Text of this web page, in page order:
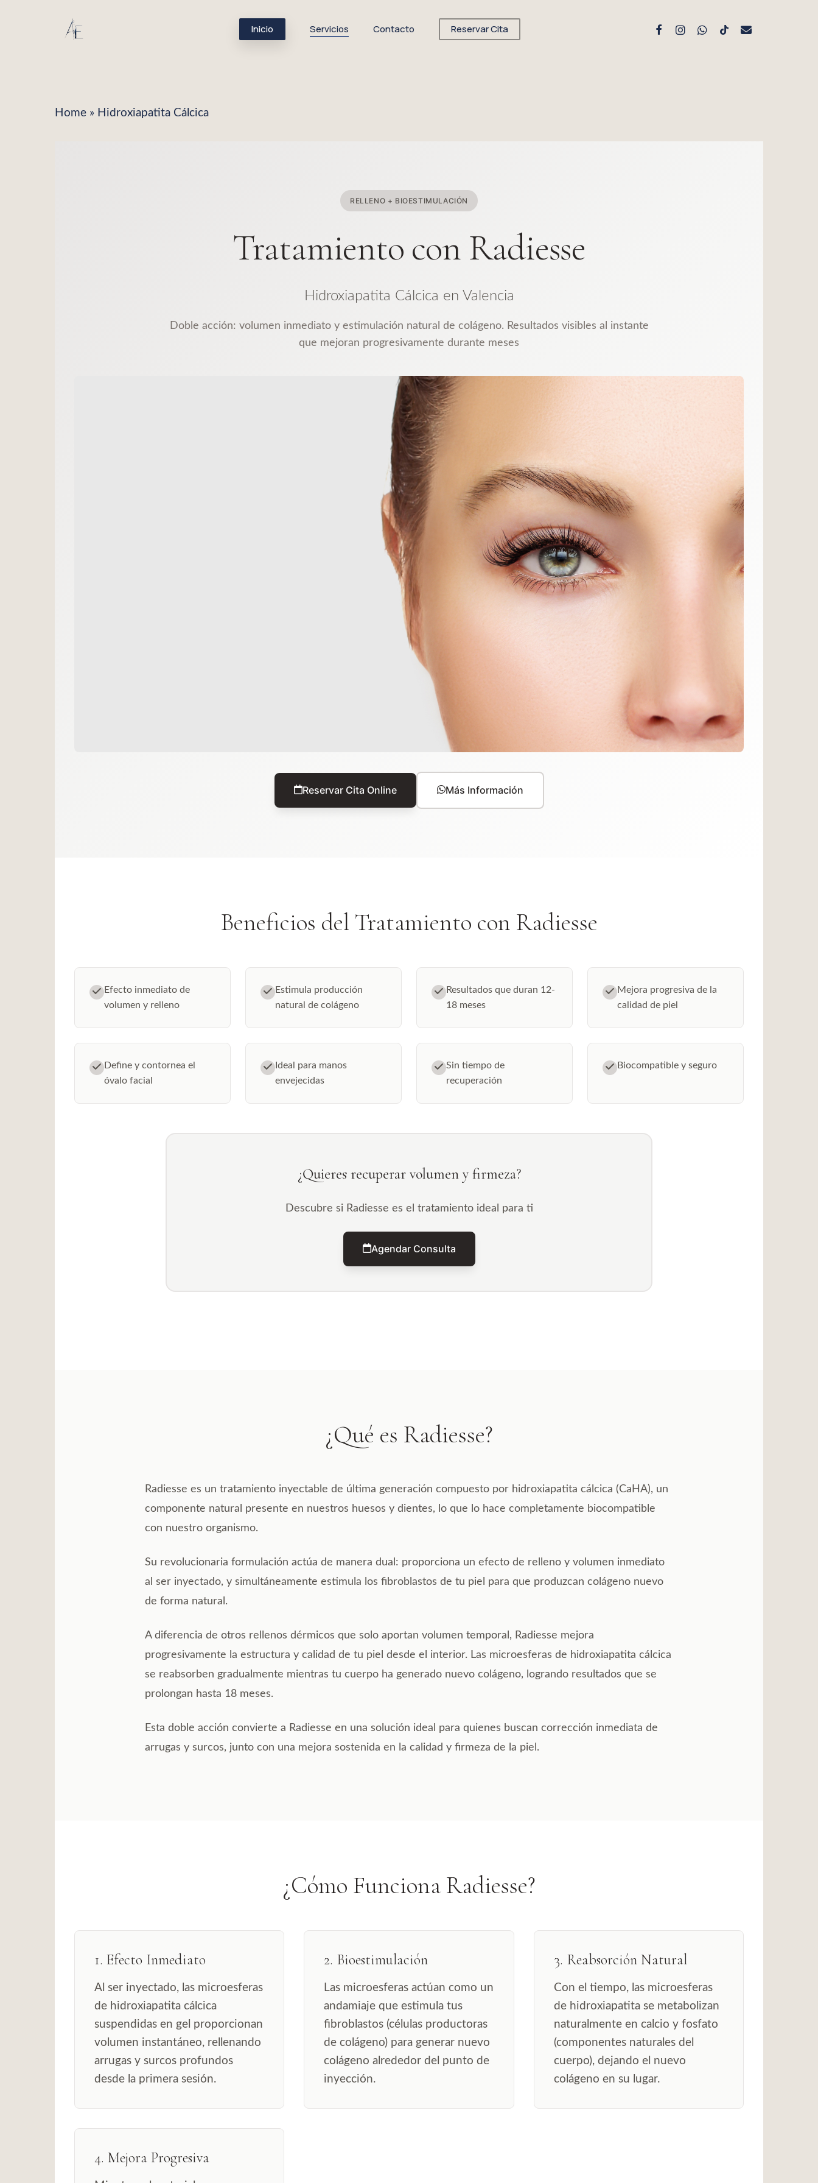
Inicio Servicios Contacto Reservar Cita facebookinstagramwhatsapp
tiktok email
Home » Hidroxiapatita Cálcica
RELLENO + BIOESTIMULACIÓN
Tratamiento con Radiesse
Hidroxiapatita Cálcica en Valencia
Doble acción: volumen inmediato y estimulación natural de colágeno. Resultados visibles al instante
que mejoran progresivamente durante meses
Reservar Cita Online Más Información
Beneficios del Tratamiento con Radiesse
Efecto inmediato de
volumen y relleno
Estimula producción
natural de colágeno
Resultados que duran 12-
18 meses
Mejora progresiva de la
calidad de piel
Define y contornea el
óvalo facial
Ideal para manos
envejecidas
Sin tiempo de
recuperación
Biocompatible y seguro
¿Quieres recuperar volumen y firmeza?
Descubre si Radiesse es el tratamiento ideal para ti
Agendar Consulta
¿Qué es Radiesse?
Radiesse es un tratamiento inyectable de última generación compuesto por hidroxiapatita cálcica (CaHA), un
componente natural presente en nuestros huesos y dientes, lo que lo hace completamente biocompatible
con nuestro organismo.
Su revolucionaria formulación actúa de manera dual: proporciona un efecto de relleno y volumen inmediato
al ser inyectado, y simultáneamente estimula los fibroblastos de tu piel para que produzcan colágeno nuevo
de forma natural.
A diferencia de otros rellenos dérmicos que solo aportan volumen temporal, Radiesse mejora
progresivamente la estructura y calidad de tu piel desde el interior. Las microesferas de hidroxiapatita cálcica
se reabsorben gradualmente mientras tu cuerpo ha generado nuevo colágeno, logrando resultados que se
prolongan hasta 18 meses.
Esta doble acción convierte a Radiesse en una solución ideal para quienes buscan corrección inmediata de
arrugas y surcos, junto con una mejora sostenida en la calidad y firmeza de la piel.
¿Cómo Funciona Radiesse?
1. Efecto Inmediato
Al ser inyectado, las microesferas
de hidroxiapatita cálcica
suspendidas en gel proporcionan
volumen instantáneo, rellenando
arrugas y surcos profundos
desde la primera sesión.
2. Bioestimulación
Las microesferas actúan como un
andamiaje que estimula tus
fibroblastos (células productoras
de colágeno) para generar nuevo
colágeno alrededor del punto de
inyección.
3. Reabsorción Natural
Con el tiempo, las microesferas
de hidroxiapatita se metabolizan
naturalmente en calcio y fosfato
(componentes naturales del
cuerpo), dejando el nuevo
colágeno en su lugar.
4. Mejora Progresiva